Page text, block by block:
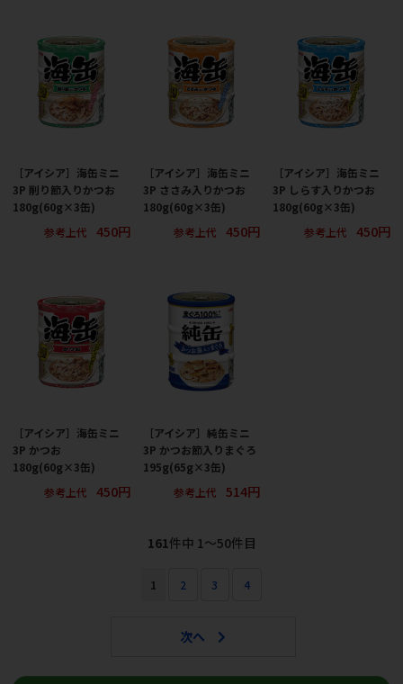
［アイシア］海缶ミニ
3P 削り節入りかつお
180g(60g×3缶)
参考上代
450円
［アイシア］海缶ミニ
3P ささみ入りかつお
180g(60g×3缶)
参考上代
450円
［アイシア］海缶ミニ
3P しらす入りかつお
180g(60g×3缶)
参考上代
450円
［アイシア］海缶ミニ
3P かつお
180g(60g×3缶)
参考上代
450円
［アイシア］純缶ミニ
3P かつお節入りまぐろ
195g(65g×3缶)
参考上代
514円
161件中 1〜50件目
1 2 3 4